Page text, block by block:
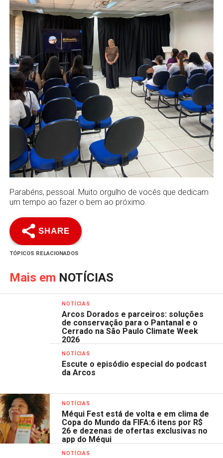
Parabéns, pessoal. Muito orgulho de vocês que dedicam
um tempo ao fazer o bem ao próximo.
SHARE
TÓPICOS RELACIONADOS
Mais em NOTÍCIAS
NOTÍCIAS
Arcos Dorados e parceiros: soluções
de conservação para o Pantanal e o
Cerrado na São Paulo Climate Week
2026
NOTÍCIAS
Escute o episódio especial do podcast
da Arcos
NOTÍCIAS
Méqui Fest está de volta e em clima de
Copa do Mundo da FIFA:6 itens por R$
26 e dezenas de ofertas exclusivas no
app do Méqui
NOTÍCIAS